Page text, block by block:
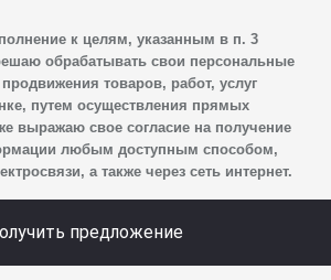
согласие Обществу на обработку
данных, а именно: имени, отчества,
данных (включая номер телефона
почты), адреса, сведений
предпочтениях
и товарам/услугам, IP-адреса,
идентификатора посетителя сайта,
времени и способа для контакта,
к целям, указанным в п. 3
обрабатывать свои персональные
товаров, работ, услуг
путем осуществления прямых
выражаю свое согласие на получение
любым доступным способом,
а также через сеть интернет.
предложение